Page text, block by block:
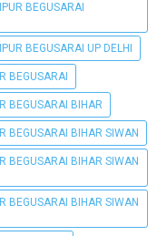
BEGUSARAI
BEGUSARAI UP DELHI
BEGUSARAI
BEGUSARAI BIHAR
BEGUSARAI BIHAR SIWAN
BEGUSARAI BIHAR SIWAN
BEGUSARAI BIHAR SIWAN